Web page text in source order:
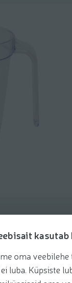
oma
luba. Küpsiste